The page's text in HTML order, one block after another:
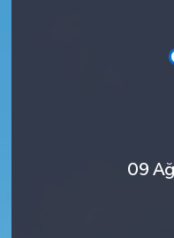
09